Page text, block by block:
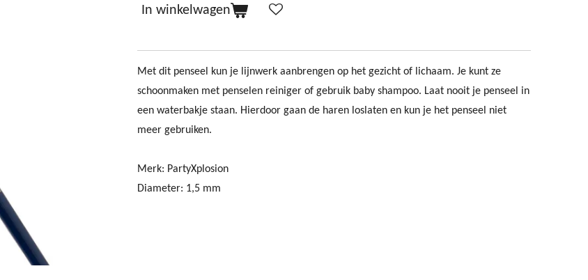
In winkelwagen
Met dit penseel kun je lijnwerk aanbrengen op het gezicht of lichaam. Je kunt ze
schoonmaken met penselen reiniger of gebruik baby shampoo. Laat nooit je penseel in
een waterbakje staan. Hierdoor gaan de haren loslaten en kun je het penseel niet
meer gebruiken.
Merk: PartyXplosion
Diameter: 1,5 mm